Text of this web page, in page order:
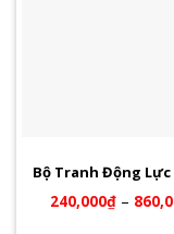
Bộ Tranh Động Lực
240,000₫–